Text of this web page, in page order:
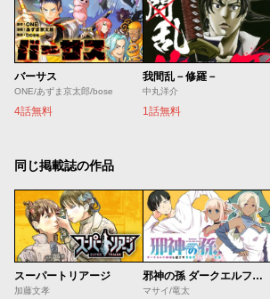
バーサス
ONE/あずま京太郎/bose
4話無料
我間乱－修羅－
中丸洋介
1話無料
同じ掲載誌の作品
スーパートリアージ
加藤文孝
邪神の孫 ダークエルフ姉妹と過ごす異世界引きこもり生活
マサイ/竜太